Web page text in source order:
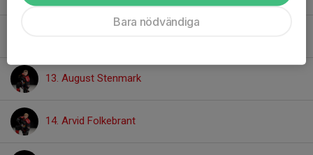
13. August Stenmark
14. Arvid Folkebrant
Bara nödvändiga